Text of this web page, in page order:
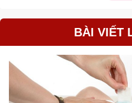
BÀI VIẾT